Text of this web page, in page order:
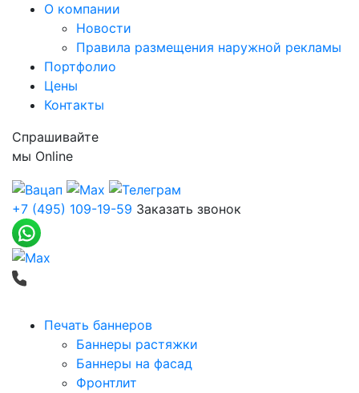
О компании
Новости
Правила размещения наружной рекламы
Портфолио
Цены
Контакты
Спрашивайте
мы Online
+7 (495) 109-19-59 Заказать звонок
Печать баннеров
Баннеры растяжки
Баннеры на фасад
Фронтлит